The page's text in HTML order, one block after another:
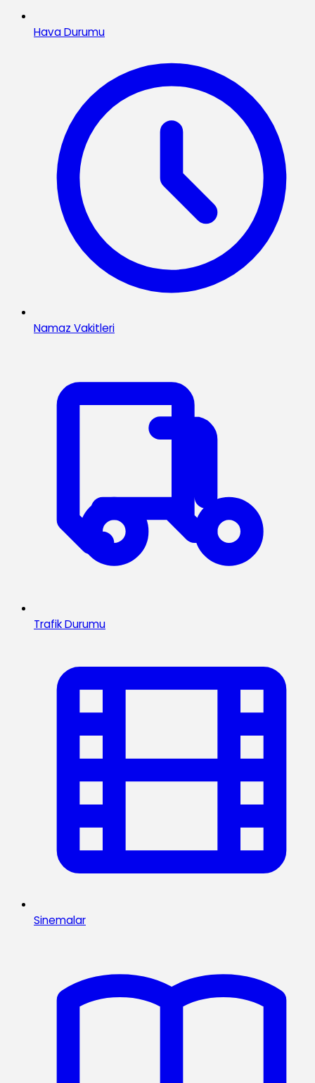
Hava Durumu
Namaz Vakitleri
Trafik Durumu
Sinemalar